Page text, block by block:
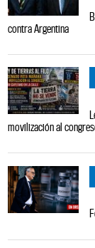
contra Argentina
movilización al